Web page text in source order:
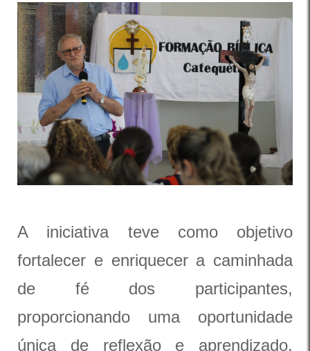
A iniciativa teve como objetivo
fortalecer e enriquecer a caminhada
de fé dos participantes,
proporcionando uma oportunidade
única de reflexão e aprendizado.